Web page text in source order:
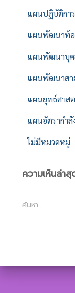
แผนปฏิบัติกา
แผนพัฒนาท้อ
แผนพัฒนาบุค
แผนพัฒนาสา
แผนยุทธ์ศาส
แผนอัตรากำลั
ไม่มีหมวดหมู่
ความเห็นล่าสุ
ค้
น
ห
ค้นหา …